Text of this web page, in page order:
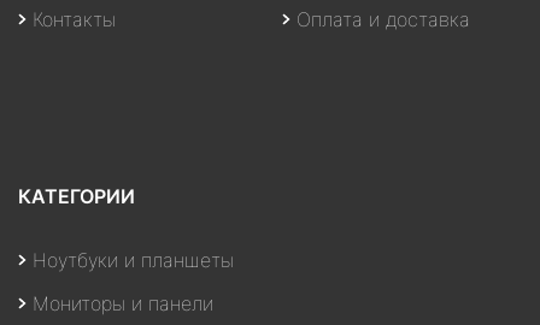
Контакты
Оплата и доставка
КАТЕГОРИИ
Ноутбуки и планшеты
Мониторы и панели